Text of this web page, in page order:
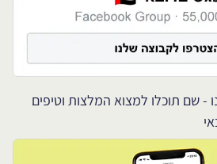
- שם תוכלו למצוא המלצות וטיפים